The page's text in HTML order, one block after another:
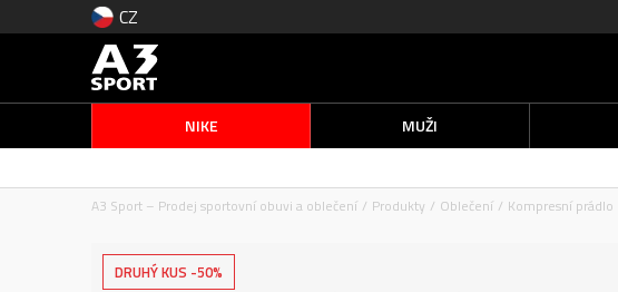
CZ
NIKE MUŽI
A3 Sport – Prodej sportovní obuvi a oblečení
Produkty Oblečení Kompresní prádlo
DRUHÝ KUS -50%